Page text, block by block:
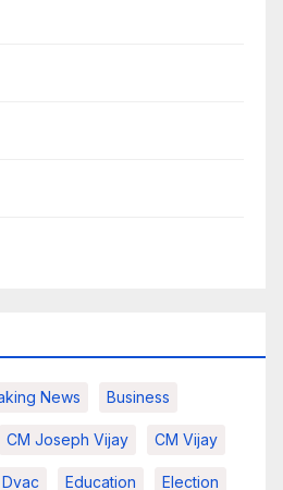
News​ Business
CM Joseph Vijay CM Vijay
Dvac Education Election